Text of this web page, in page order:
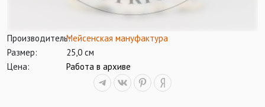
Производитель:Мейсенская мануфактура
Размер:
25,0 см
Цена:
Работа в архиве